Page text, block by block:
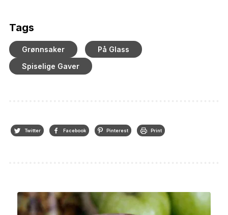
Tags
Grønnsaker
På Glass
Spiselige Gaver
Twitter Facebook Pinterest Print